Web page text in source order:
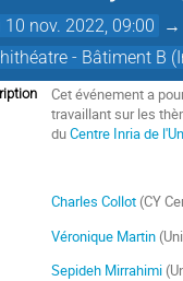
10 nov. 2022, 09:00 →
- Bâtiment B
Cet événement a
travaillant sur les
duCentre Inria de
Charles Collot (CY
Véronique Martin
Sepideh Mirrahimi